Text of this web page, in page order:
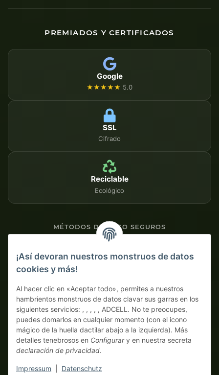
PREMIADOS Y CERTIFICADOS
Google
★★★★★ 5.0
SSL
Cifrado
Reciclable
Ecológico
MÉTODOS DE PAGO SEGUROS
Pago por adelantado con descuento
* Todos los precios sin IVA legal., más
empresarios (§ 14 BGB), sin clientes particulares (§ 13 BGB).
¡Así devoran nuestros monstruos de datos
cookies y más!
Al hacer clic en «Aceptar todo», permites a nuestros
hambrientos monstruos de datos clavar sus garras en los
siguientes servicios: , , , , , ADCELL. No te preocupes,
puedes domarlos en cualquier momento (con el icono
mágico de la huella dactilar abajo a la izquierda). Más
detalles tenebrosos en Configurary en nuestra secreta
declaración de privacidad.
Impressum Datenschutz